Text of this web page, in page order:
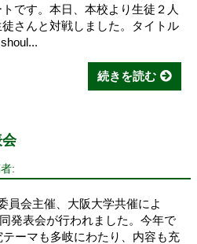
です。本日、本校より生徒２人
さんと対戦しました。タイトル
続きを読む
:
員会主催、大阪大学共催によ
発表会が行われました。今年で
ーマも多岐にわたり、内容も充